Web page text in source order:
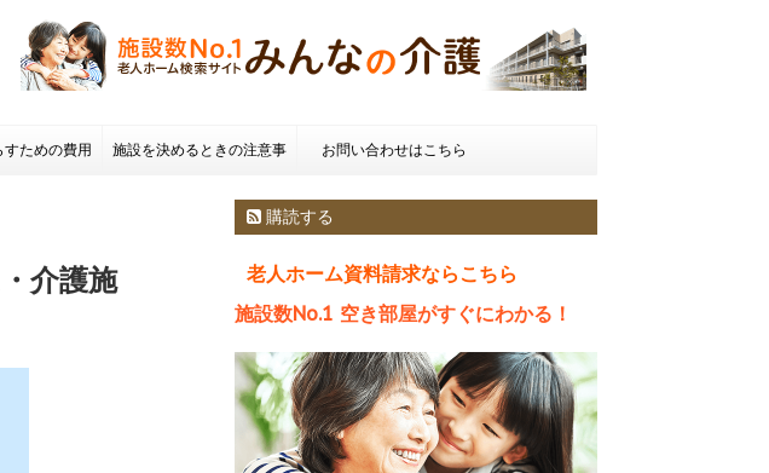
ための費用 施設を決めるときの注意事
項 老人ホームの種類とお金
お問い合わせはこちら
介護施
購読する
老人ホーム資料請求ならこちら
施設数No.1 空き部屋がすぐにわかる！